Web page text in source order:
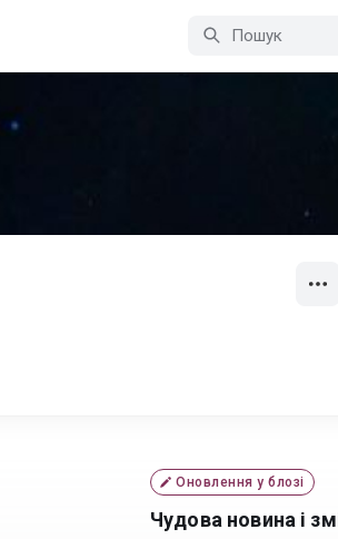
Оновлення у блозі
Чудова новина і